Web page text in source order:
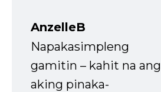
AnzelleB
Napakasimpleng
gamitin – kahit na ang
aking pinaka-